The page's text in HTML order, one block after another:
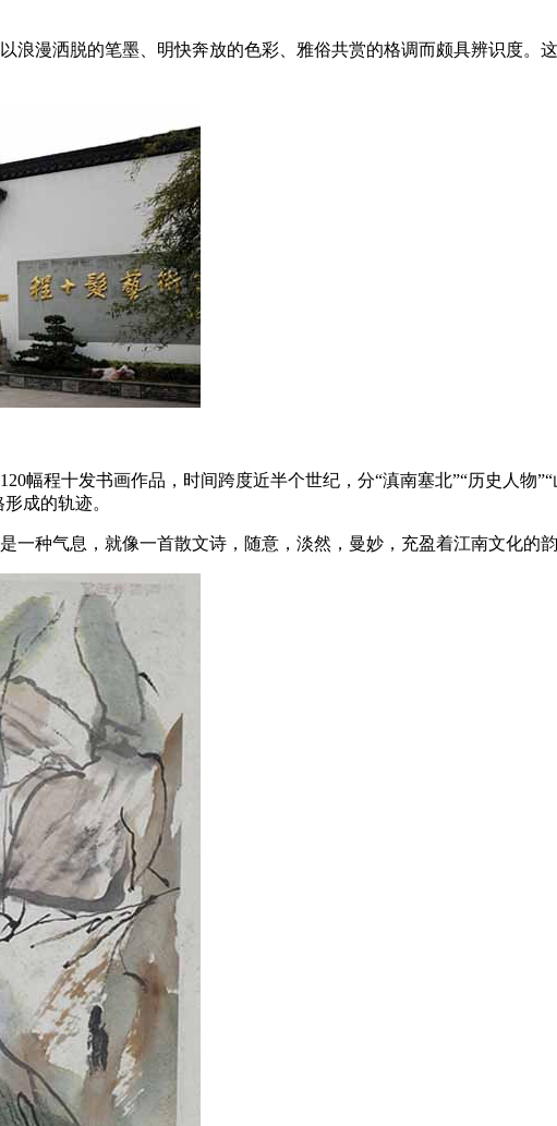
漫洒脱的笔墨、明快奔放的色彩、雅俗共赏的格调而颇具辨识度。
程十发书画作品，时间跨度近半个世纪，分“滇南塞北”“历史人物”“
成的轨迹。
种气息，就像一首散文诗，随意，淡然，曼妙，充盈着江南文化的韵